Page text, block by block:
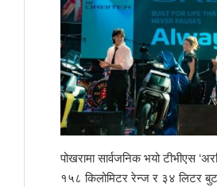
पोखरामा सार्वजनिक भयो टीभीएस
१५८ किलोमिटर रेन्ज र ३४ लिटर